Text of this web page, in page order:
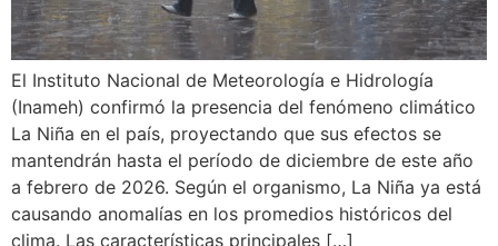
El Instituto Nacional de Meteorología e Hidrología
(Inameh) confirmó la presencia del fenómeno climático
La Niña en el país, proyectando que sus efectos se
mantendrán hasta el período de diciembre de este año
a febrero de 2026. Según el organismo, La Niña ya está
causando anomalías en los promedios históricos del
clima. Las características principales […]